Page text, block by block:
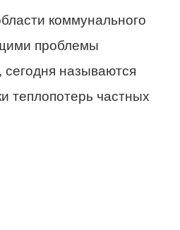
коммунального
проблемы
называются
теплопотерь частных